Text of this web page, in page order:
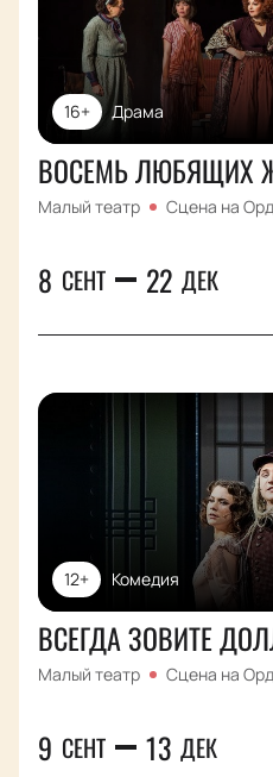
Драма
16+
ВОСЕМЬ ЛЮБЯЩИХ
Малый театр Сцена на
8 СЕНТ 22 ДЕК
Комедия
12+
ВСЕГДА ЗОВИТЕ
Малый театр Сцена на
9 СЕНТ 13 ДЕК